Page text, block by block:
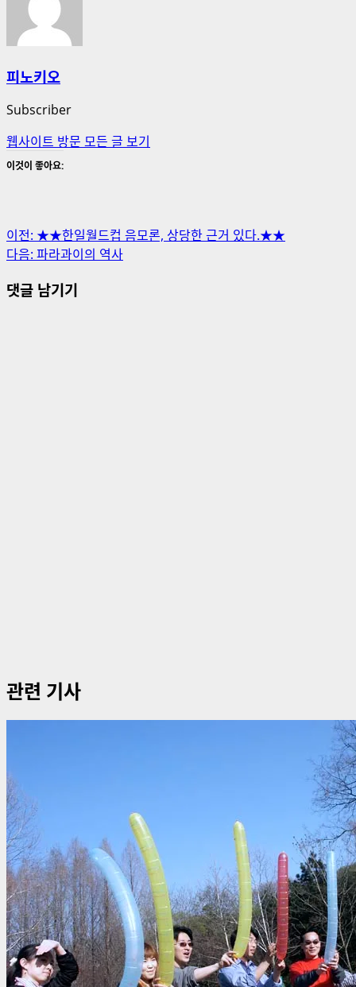
피노키오
Subscriber
웹사이트 방문 모든 글 보기
이것이 좋아요:
게
시
물
이전: ★★한일월드컵 음모론, 상당한 근거 있다.★★
다음: 파라과이의 역사
댓글 남기기
관련 기사